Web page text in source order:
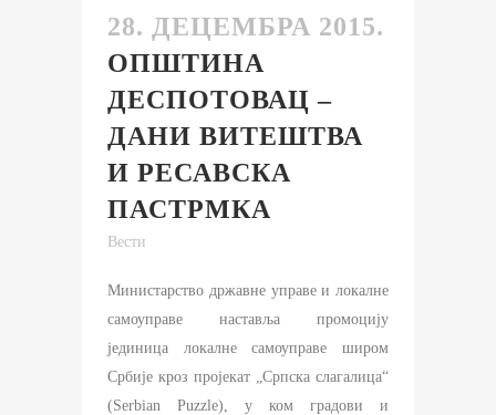
28. ДЕЦЕМБРА 2015.
ОПШТИНА
ДЕСПОТОВАЦ –
ДАНИ ВИТЕШТВА
И РЕСАВСКА
ПАСТРМКА
Вести
Министарство државне управе и локалне
самоуправе наставља промоцију
јединица локалне самоуправе широм
Србије кроз пројекат „Српска слагалица“
(Serbian Puzzle), у ком градови и